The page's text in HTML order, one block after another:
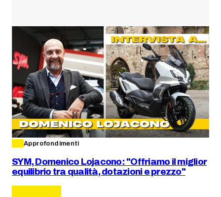
Approfondimenti
SYM, Domenico Lojacono: "Offriamo il miglior
equilibrio tra qualità, dotazioni e prezzo"